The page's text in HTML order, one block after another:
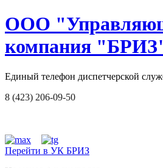
ООО
компания
Единый телефон диспетчерской
8 (423) 206-09-50
Перейти в УК БРИЗ